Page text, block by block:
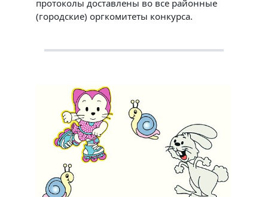
протоколы доставлены во все районные
(городские) оргкомитеты конкурса.